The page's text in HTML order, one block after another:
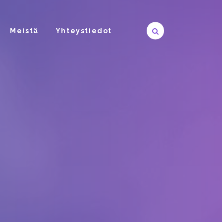
Meistä Yhteystiedot